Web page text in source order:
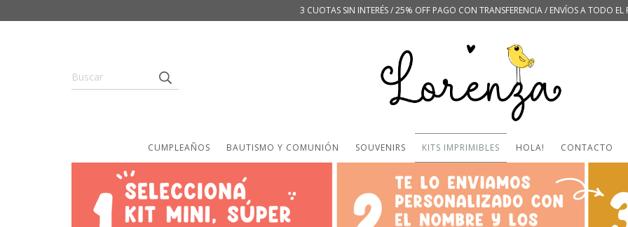
3 CUOTAS SIN INTERÉS / 25% OFF PAGO CON TRANSFERENCIA / ENVÍOS A TODO EL
CUMPLEAÑOS BAUTISMO Y COMUNIÓN SOUVENIRS KITS IMPRIMIBLES HOLA! CONTACTO